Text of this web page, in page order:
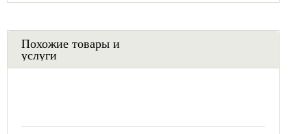
Похожие товары и
услуги